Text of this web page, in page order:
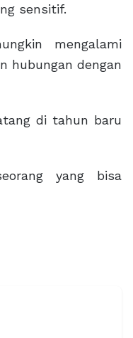
sensitif.
mengalami
hubungan dengan
di tahun baru
yang bisa